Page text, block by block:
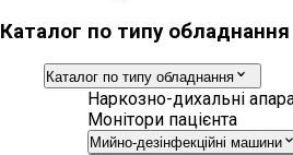
Каталог по типу обладнання
Каталог по типу обладнання
Наркозно-дихальні
Монітори пацієнта
Мийно-дезінфекційні машини